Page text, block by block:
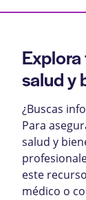
salud y
¿Buscas
Para
salud y
este
médico o